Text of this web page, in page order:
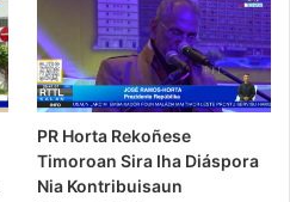
PR Horta Rekoñese
Timoroan Sira Iha Diáspora
Nia Kontribuisaun